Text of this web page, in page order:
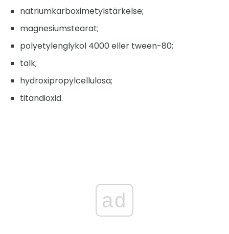
natriumkarboximetylstärkelse;
magnesiumstearat;
polyetylenglykol 4000 eller tween-80;
talk;
hydroxipropylcellulosa;
titandioxid.
ad